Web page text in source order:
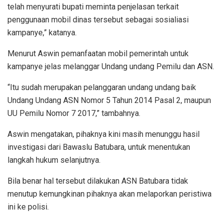
telah menyurati bupati meminta penjelasan terkait
penggunaan mobil dinas tersebut sebagai sosialiasi
kampanye,” katanya.
Menurut Aswin pemanfaatan mobil pemerintah untuk
kampanye jelas melanggar Undang undang Pemilu dan ASN.
“Itu sudah merupakan pelanggaran undang undang baik
Undang Undang ASN Nomor 5 Tahun 2014 Pasal 2, maupun
UU Pemilu Nomor 7 2017,” tambahnya.
Aswin mengatakan, pihaknya kini masih menunggu hasil
investigasi dari Bawaslu Batubara, untuk menentukan
langkah hukum selanjutnya.
Bila benar hal tersebut dilakukan ASN Batubara tidak
menutup kemungkinan pihaknya akan melaporkan peristiwa
ini ke polisi.